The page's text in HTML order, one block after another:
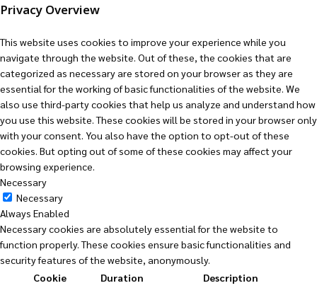
Privacy Overview
This website uses cookies to improve your experience while you
navigate through the website. Out of these, the cookies that are
categorized as necessary are stored on your browser as they are
essential for the working of basic functionalities of the website. We
also use third-party cookies that help us analyze and understand how
you use this website. These cookies will be stored in your browser only
with your consent. You also have the option to opt-out of these
cookies. But opting out of some of these cookies may affect your
browsing experience.
Necessary
Necessary
Always Enabled
Necessary cookies are absolutely essential for the website to
function properly. These cookies ensure basic functionalities and
security features of the website, anonymously.
Cookie
Duration Description